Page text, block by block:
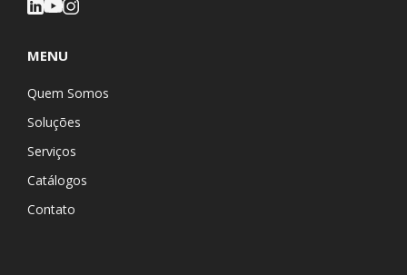
MENU
Quem Somos
Soluções
Serviços
Catálogos
Contato